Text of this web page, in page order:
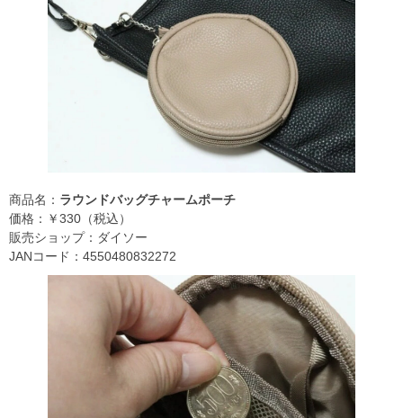
商品名： ラウンドバッグチャームポーチ
価格：￥330（税込）
販売ショップ：ダイソー
JANコード：4550480832272